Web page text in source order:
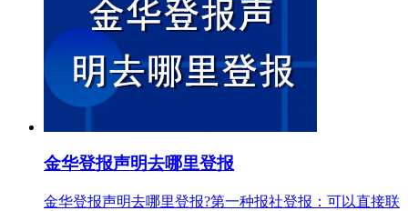
金华登报声明去哪里登报
金华登报声明去哪里登报?第一种报社登报：可以直接联